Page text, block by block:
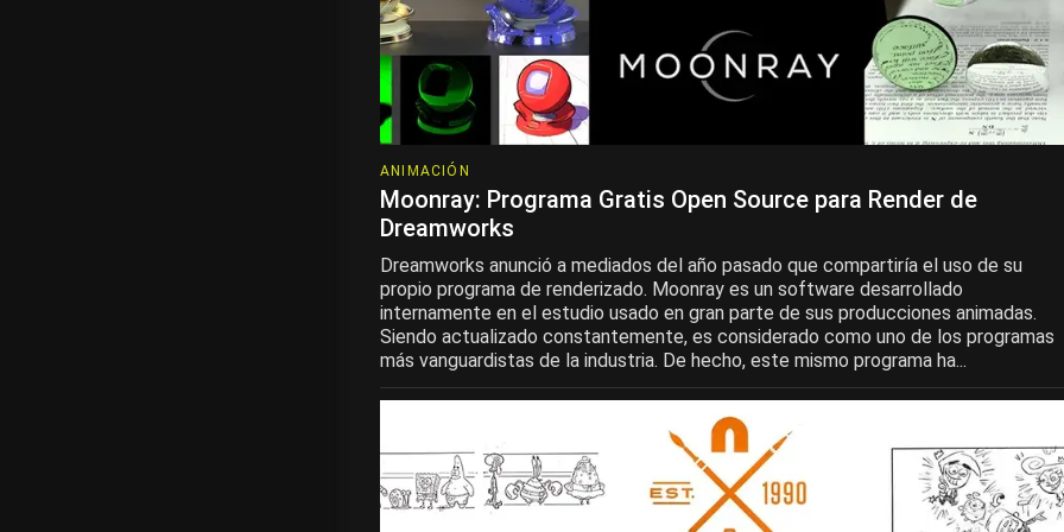
ANIMACIÓN
Moonray: Programa Gratis Open Source para Render de
Dreamworks
Dreamworks anunció a mediados del año pasado que compartiría el uso de su
propio programa de renderizado. Moonray es un software desarrollado
internamente en el estudio usado en gran parte de sus producciones animadas.
Siendo actualizado constantemente, es considerado como uno de los programas
más vanguardistas de la industria. De hecho, este mismo programa ha...